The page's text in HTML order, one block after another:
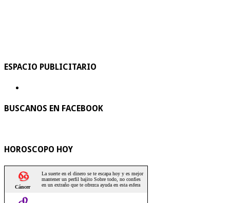
ESPACIO PUBLICITARIO
BUSCANOS EN FACEBOOK
HOROSCOPO HOY